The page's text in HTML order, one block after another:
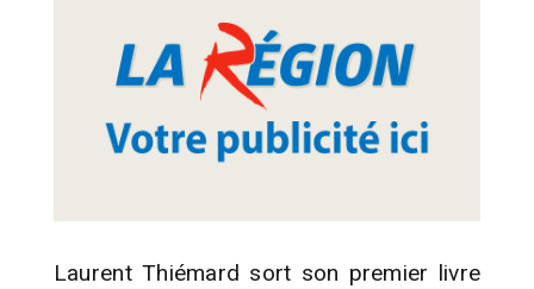
Laurent Thiémard sort son premier livre